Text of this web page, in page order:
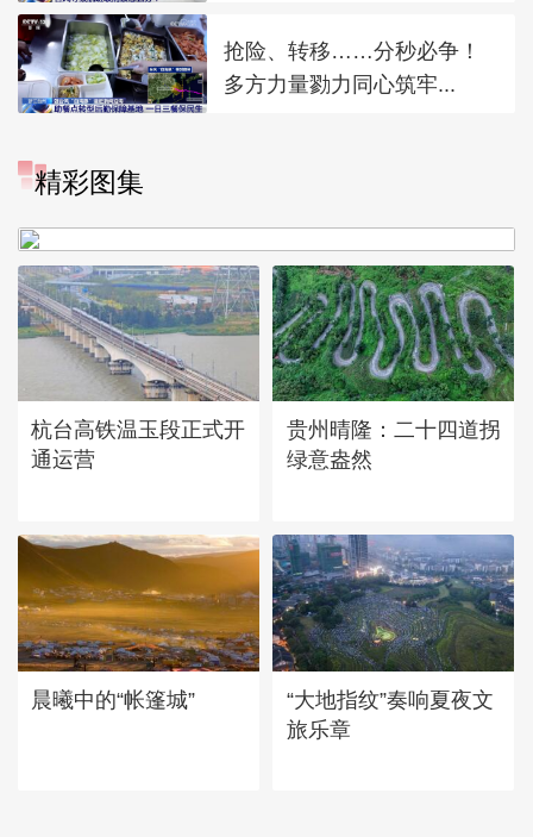
抢险、转移……分秒必争！
多方力量勠力同心筑牢...
精彩图集
杭台高铁温玉段正式开
通运营
贵州晴隆：二十四道拐
绿意盎然
晨曦中的“帐篷城”
“大地指纹”奏响夏夜文
旅乐章